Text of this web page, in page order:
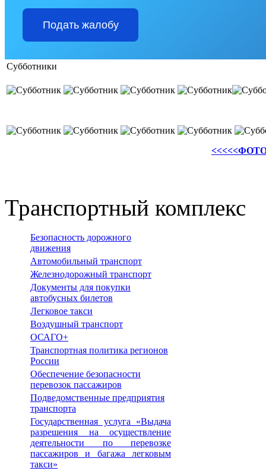
Подать жалобу
Субботники
<<<<<
Транспортный комплекс
Безопасность дорожного
движения
Автомобильный транспорт
Железнодорожный транспорт
Документы для покупки
автобусных билетов
Легковое такси
Воздушный транспорт
ОСАГО+
Транспортная политика регионов
России
Обеспечение безопасности
перевозок пассажиров
Подведомственные предприятия
транспорта
Государственная услуга «Выдача
разрешения на осуществление
деятельности по перевозке
пассажиров и багажа легковым
такси»